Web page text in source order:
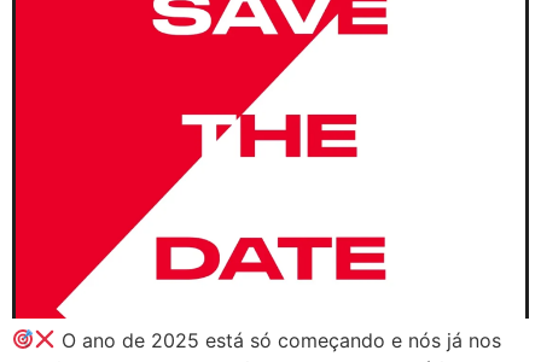
O ano de 2025 está só começando e nós já nos